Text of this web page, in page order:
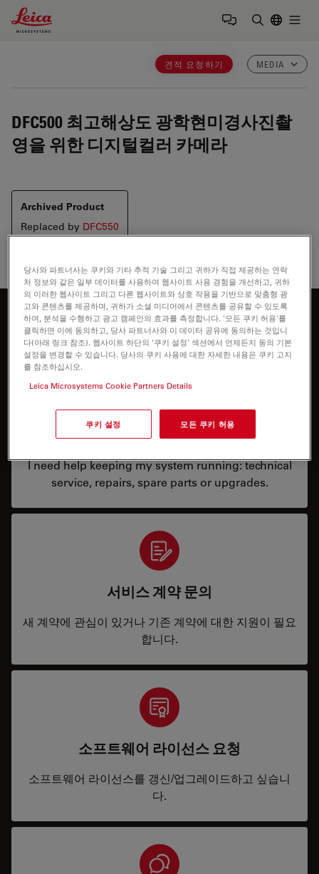
Leica Microsystems Logo
견적 요청하기 MEDIA
DFC500 최고해상도 광학현미경사진촬
영을 위한 디지털컬러 카메라
Archived Product
Replaced by DFC550
무엇을 도와드릴까요?
서비스 및 수리
I need help keeping my system running: technical
service, repairs, spare parts or upgrades.
서비스 계약 문의
새 계약에 관심이 있거나 기존 계약에 대한 지원이 필요
합니다.
소프트웨어 라이선스 요청
소프트웨어 라이선스를 갱신/업그레이드하고 싶습니
다.
당사와 파트너사는 쿠키와 기타 추적 기술 그리고 귀하가 직접 제공하는 연락
처 정보와 같은 일부 데이터를 사용하여 웹사이트 사용 경험을 개선하고, 귀하
의 이러한 웹사이트 그리고 다른 웹사이트와 상호 작용을 기반으로 맞춤형 광
고와 콘텐츠를 제공하며, 귀하가 소셜 미디어에서 콘텐츠를 공유할 수 있도록
하여, 분석을 수행하고 광고 캠페인의 효과를 측정합니다. '모든 쿠키 허용'를
클릭하면 이에 동의하고, 당사 파트너사와 이 데이터 공유에 동의하는 것입니
다(아래 링크 참조). 웹사이트 하단의 '쿠키 설정' 섹션에서 언제든지 동의 기본
설정을 변경할 수 있습니다. 당사의 쿠키 사용에 대한 자세한 내용은 쿠키 고지
를 참조하십시오.
Leica Microsystems Cookie Partners Details
쿠키 설정 모든 쿠키 허용